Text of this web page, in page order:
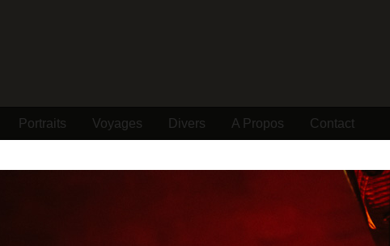
Portraits Voyages Divers A Propos Contact